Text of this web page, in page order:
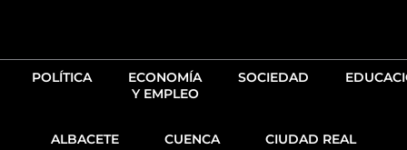
POLÍTICA
ECONOMÍA
Y EMPLEO
SOCIEDAD
ALBACETE CUENCA
CIUDAD REAL